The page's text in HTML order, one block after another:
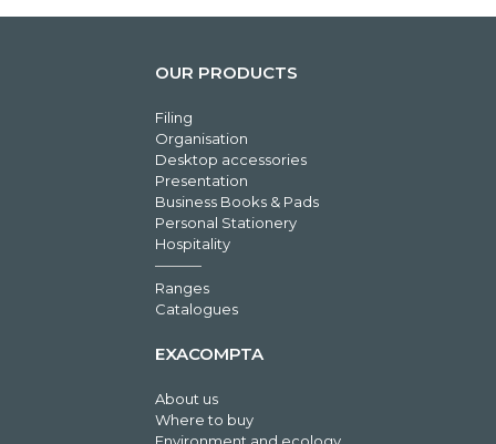
OUR PRODUCTS
Filing
Organisation
Desktop accessories
Presentation
Business Books & Pads
Personal Stationery
Hospitality
Ranges
Catalogues
EXACOMPTA
About us
Where to buy